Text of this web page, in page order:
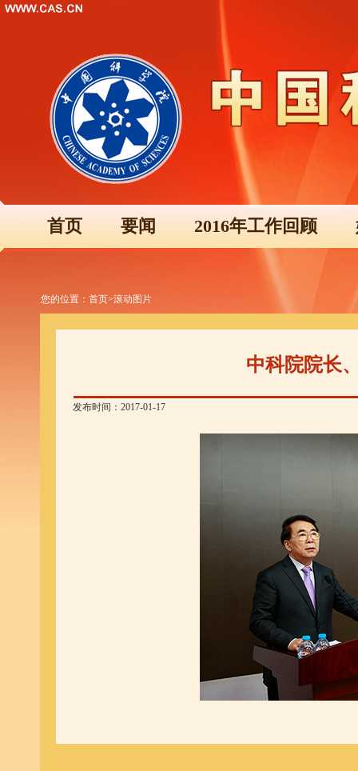
首页 要闻 2016年工作回顾
您的位置： 首页>滚动图片
中科院院长
发布时间：2017-01-17